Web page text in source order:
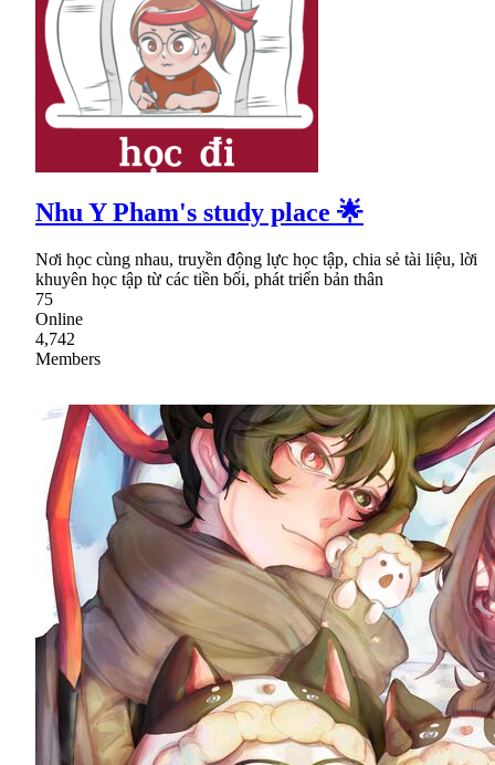
Nhu Y Pham's study place 🌟
Nơi học cùng nhau, truyền động lực học tập, chia sẻ tài liệu, lời
khuyên học tập từ các tiền bối, phát triển bản thân
75
Online
4,742
Members